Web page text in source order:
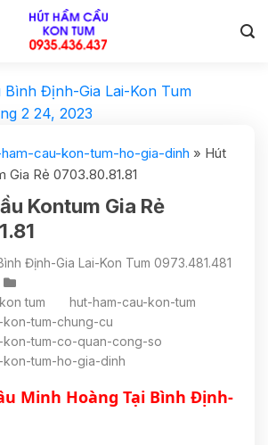
Bình Định-Gia Lai-Kon Tum
2 24, 2023
cau-kon-tum-ho-gia-dinh » Hút
Gia Rẻ 0703.80.81.81
Kontum Gia Rẻ
Định-Gia Lai-Kon Tum 0973.481.481
tum
hut-ham-cau-kon-tum
kon-tum-chung-cu
kon-tum-co-quan-cong-so
kon-tum-ho-gia-dinh
Minh Hoàng Tại Bình Định-